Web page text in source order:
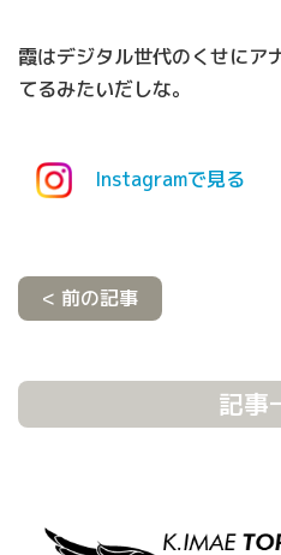
霞はデジタル世代のくせにア
てるみたいだしな。
Instagramで見る
< 前の記事
記事